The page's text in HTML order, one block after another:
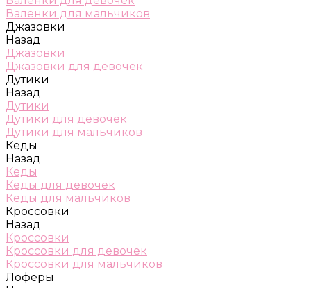
Валенки для мальчиков
Джазовки
Назад
Джазовки
Джазовки для девочек
Дутики
Назад
Дутики
Дутики для девочек
Дутики для мальчиков
Кеды
Назад
Кеды
Кеды для девочек
Кеды для мальчиков
Кроссовки
Назад
Кроссовки
Кроссовки для девочек
Кроссовки для мальчиков
Лоферы